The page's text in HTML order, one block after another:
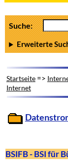
Suche:
Erweiterte
Startseite=>
Internet
BSIFB - BSI für